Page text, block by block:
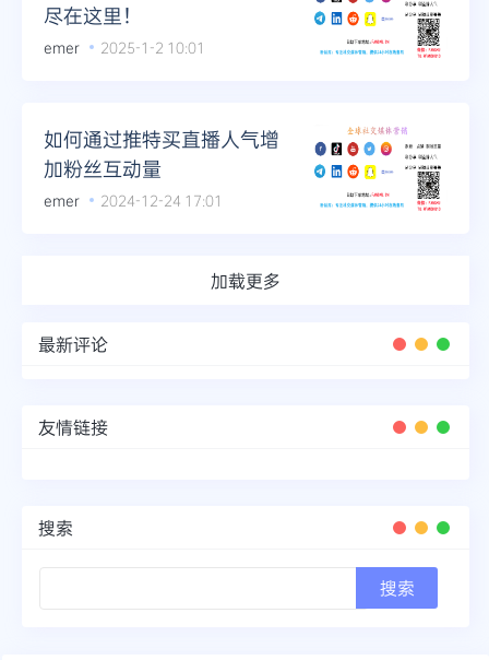
尽在这里！
emer 2025-1-2 10:01
如何通过推特买直播人气增
加粉丝互动量
emer 2024-12-24 17:01
加载更多
最新评论
友情链接
搜索